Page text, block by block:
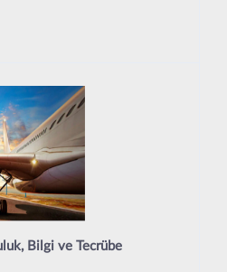
Bilgi ve Tecrübe